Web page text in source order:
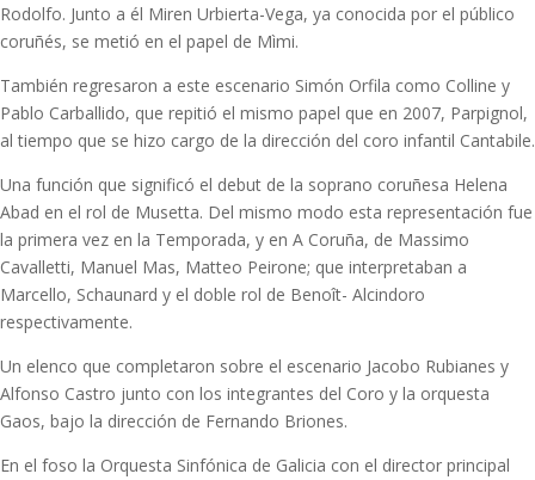
Rodolfo. Junto a él Miren Urbierta-Vega, ya conocida por el público
coruñés, se metió en el papel de Mìmi.
También regresaron a este escenario Simón Orfila como Colline y
Pablo Carballido, que repitió el mismo papel que en 2007, Parpignol,
al tiempo que se hizo cargo de la dirección del coro infantil Cantabile.
Una función que significó el debut de la soprano coruñesa Helena
Abad en el rol de Musetta. Del mismo modo esta representación fue
la primera vez en la Temporada, y en A Coruña, de Massimo
Cavalletti, Manuel Mas, Matteo Peirone; que interpretaban a
Marcello, Schaunard y el doble rol de Benoît- Alcindoro
respectivamente.
Un elenco que completaron sobre el escenario Jacobo Rubianes y
Alfonso Castro junto con los integrantes del Coro y la orquesta
Gaos, bajo la dirección de Fernando Briones.
En el foso la Orquesta Sinfónica de Galicia con el director principal